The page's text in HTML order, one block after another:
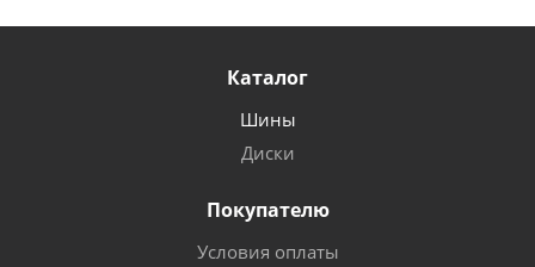
Каталог
Шины
Диски
Покупателю
Условия оплаты